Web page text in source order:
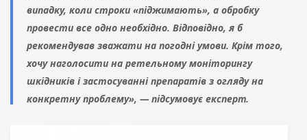
випадку, коли строки «піджимають», а обробку
провести все одно необхідно. Відповідно, я б
рекомендував зважати на погодні умови. Крім того,
хочу наголосити на ретельному моніторингу
шкідників і застосуванні препаратів з огляду на
конкретну проблему», — підсумовує експерт.